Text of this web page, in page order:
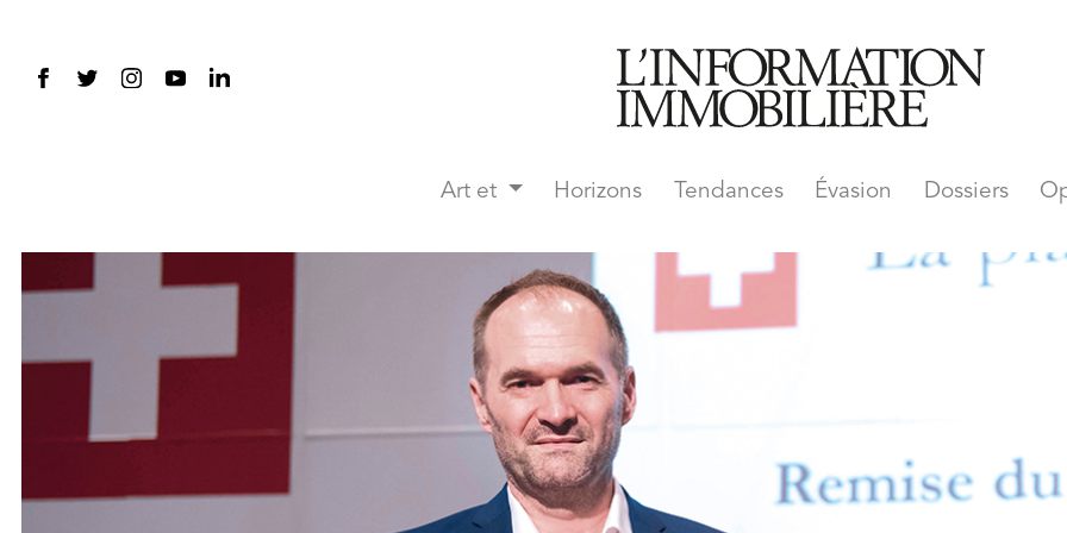
Art et Horizons Tendances Évasion Dossiers